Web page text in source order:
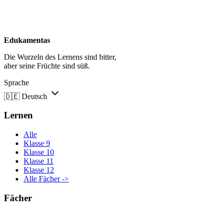
Edukamentas
Die Wurzeln des Lernens sind bitter,
aber seine Früchte sind süß.
Sprache
🇩🇪 Deutsch
Lernen
Alle
Klasse 9
Klasse 10
Klasse 11
Klasse 12
Alle Fächer ->
Fächer